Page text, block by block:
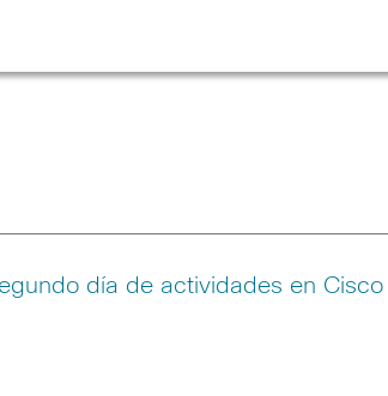
día de actividades en Cisco